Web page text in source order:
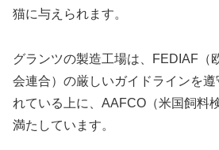
猫に与えられます。
グランツの製造工場は、FEDIAF（
会連合）の厳しいガイドラインを
れている上に、AAFCO（米国飼料
満たしています。